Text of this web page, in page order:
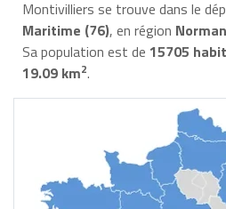
Montivilliers se trouve dans le
Maritime (76), en région
Sa population est de 15705
19.09 km2.